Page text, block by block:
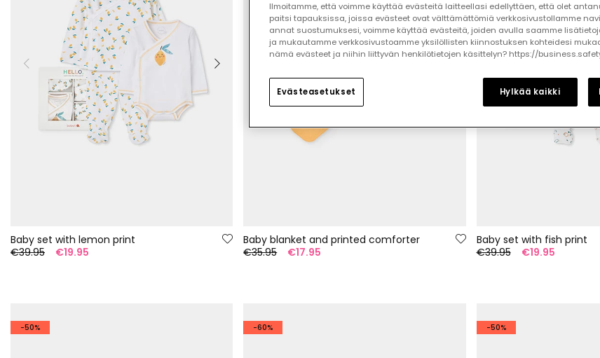
Baby set with lemon print
€39.95
€19.95
Baby blanket and printed comforter
€35.95
€17.95
Baby set with fish print
€39.95
€19.95
-50% -60% -50%
Ilmoitamme, että voimme käyttää evästeitä laitteellasi edellyttäen, että olet
paitsi tapauksissa, joissa evästeet ovat välttämättömiä verkkosivustollamme
annat suostumuksesi, voimme käyttää evästeitä, joiden avulla saamme
ja mukautamme verkkosivustoamme yksilöllisten kiinnostuksen kohteidesi
nämä evästeet ja niihin liittyvän henkilötietojen käsittelyn? https://
Evästeasetukset Hylkää kaikki